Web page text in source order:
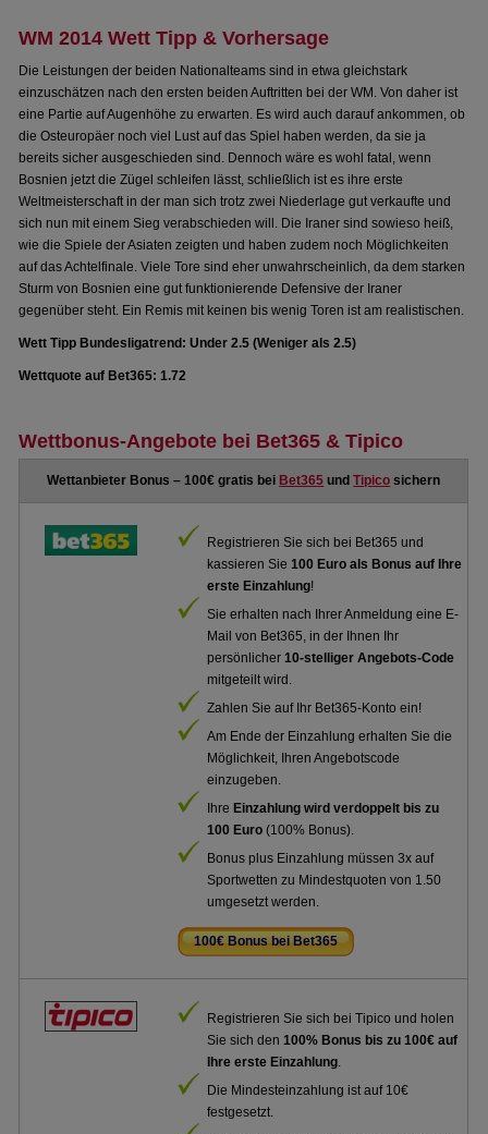
WM 2014 Wett Tipp & Vorhersage
Die Leistungen der beiden Nationalteams sind in etwa gleichstark
einzuschätzen nach den ersten beiden Auftritten bei der WM. Von daher ist
eine Partie auf Augenhöhe zu erwarten. Es wird auch darauf ankommen, ob
die Osteuropäer noch viel Lust auf das Spiel haben werden, da sie ja
bereits sicher ausgeschieden sind. Dennoch wäre es wohl fatal, wenn
Bosnien jetzt die Zügel schleifen lässt, schließlich ist es ihre erste
Weltmeisterschaft in der man sich trotz zwei Niederlage gut verkaufte und
sich nun mit einem Sieg verabschieden will. Die Iraner sind sowieso heiß,
wie die Spiele der Asiaten zeigten und haben zudem noch Möglichkeiten
auf das Achtelfinale. Viele Tore sind eher unwahrscheinlich, da dem starken
Sturm von Bosnien eine gut funktionierende Defensive der Iraner
gegenüber steht. Ein Remis mit keinen bis wenig Toren ist am realistischen.
Wett Tipp Bundesligatrend: Under 2.5 (Weniger als 2.5)
Wettquote auf Bet365: 1.72
Wettbonus-Angebote bei Bet365 & Tipico
Wettanbieter Bonus – 100€ gratis bei Bet365 undTipico sichern
Registrieren Sie sich bei Bet365 und
kassieren Sie100 Euro als Bonus auf Ihre
erste Einzahlung!
Sie erhalten nach Ihrer Anmeldung eine E-
Mail von Bet365, in der Ihnen Ihr
persönlicher10-stelliger Angebots-Code
mitgeteilt wird.
Zahlen Sie auf Ihr Bet365-Konto ein!
Am Ende der Einzahlung erhalten Sie die
Möglichkeit, Ihren Angebotscode
einzugeben.
Ihre Einzahlung wird verdoppelt bis zu
100 Euro (100% Bonus).
Bonus plus Einzahlung müssen 3x auf
Sportwetten zu Mindestquoten von 1.50
umgesetzt werden.
100€ Bonus bei Bet365
Registrieren Sie sich bei Tipico und holen
Sie sich den100% Bonus bis zu 100€ auf
Ihre erste Einzahlung.
Die Mindesteinzahlung ist auf 10€
festgesetzt.